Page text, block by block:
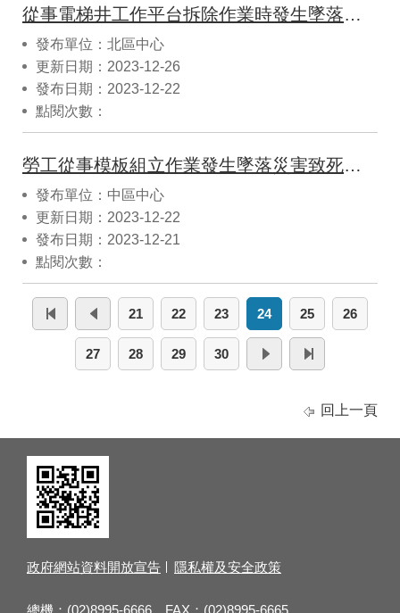
從事電梯井工作平台拆除作業時發生墜落致死職業災害
發布單位：北區中心
更新日期：2023-12-26
發布日期：2023-12-22
點閱次數：
勞工從事模板組立作業發生墜落災害致死重大職業災害
發布單位：中區中心
更新日期：2023-12-22
發布日期：2023-12-21
點閱次數：
21 22 23 24 25 26
27 28 29 30
回上一頁
政府網站資料開放宣告 隱私權及安全政策
總機：(02)8995-6666 FAX：(02)8995-6665